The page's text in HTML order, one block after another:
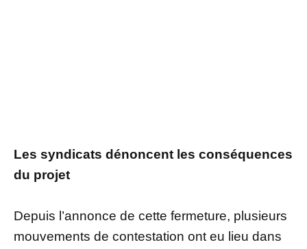
Les syndicats dénoncent les conséquences
du projet
Depuis l’annonce de cette fermeture, plusieurs
mouvements de contestation ont eu lieu dans